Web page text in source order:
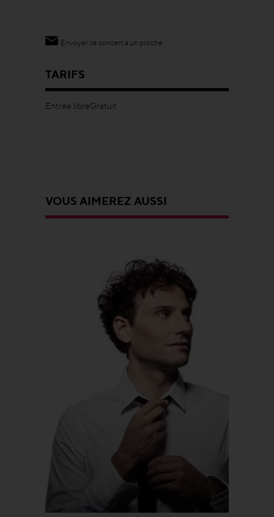
Envoyer ce concert à un proche
TARIFS
Entrée libreGratuit
VOUS AIMEREZ AUSSI